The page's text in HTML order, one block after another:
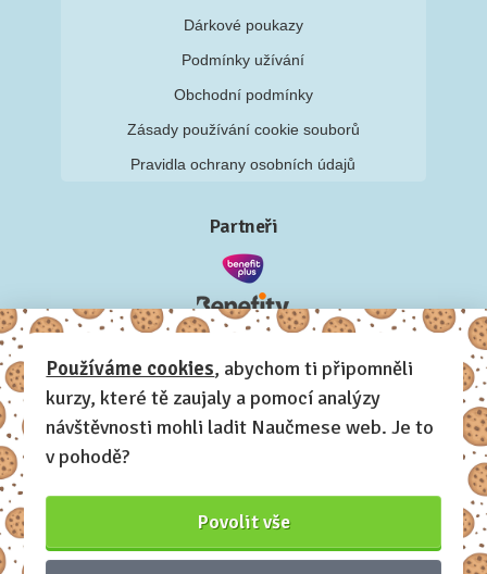
Dárkové poukazy
Podmínky užívání
Obchodní podmínky
Zásady používání cookie souborů
Pravidla ochrany osobních údajů
Partneři
Používáme cookies, abychom ti připomněli
kurzy, které tě zaujaly a pomocí analýzy
návštěvnosti mohli ladit Naučmese web. Je to
v pohodě?
Povolit vše